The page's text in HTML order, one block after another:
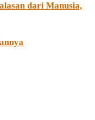
dari Manusia,